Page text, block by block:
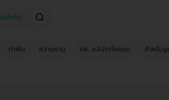
ทำฟัน ความงาม รพ. คลินิกทั้งหมด สำหรับ